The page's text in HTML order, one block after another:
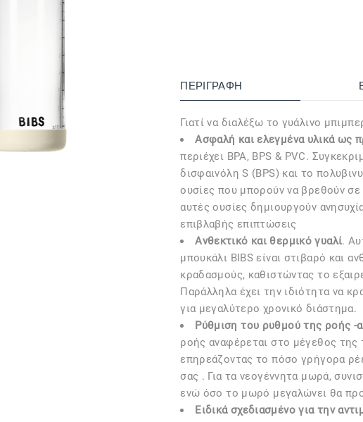
ΠΕΡΙΓΡΑΦΉ
Γιατί να διαλέξω το γυάλινο
Ασφαλή και ελεγμένα υλικά ως
περιέχει BPA, BPS & PVC.
δισφαινόλη S (BPS) και το
ουσίες που μπορούν να βρεθούν σε
αυτές ουσίες δημιουργούν
επιβλαβής επιπτώσεις
Ανθεκτικό και θερμικό γυαλί.
μπουκάλι BIBS είναι στιβαρό και
κραδασμούς, καθιστώντας το
Παράλληλα έχει την ιδιότητα να
για μεγαλύτερο χρονικό διάστημα.
Ρύθμιση του ρυθμού της ροής -
ροής αναφέρεται στο μέγεθος
επηρεάζοντας το πόσο γρήγορα
σας . Για τα νεογέννητα μωρά,
ενώ όσο το μωρό μεγαλώνει θα
Ειδικά σχεδιασμένο για την